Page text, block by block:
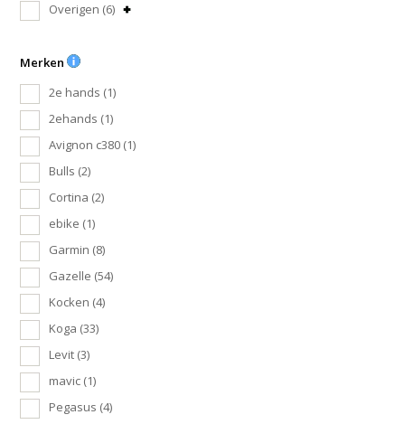
Overigen (6)
Merken
2e hands (1)
2ehands (1)
Avignon c380 (1)
Bulls (2)
Cortina (2)
ebike (1)
Garmin (8)
Gazelle (54)
Kocken (4)
Koga (33)
Levit (3)
mavic (1)
Pegasus (4)